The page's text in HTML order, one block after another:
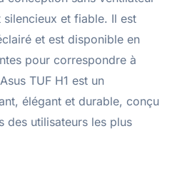
silencieux et fiable. Il est
et est disponible en
pour correspondre à
TUF H1 est un
élégant et durable, conçu
des utilisateurs les plus